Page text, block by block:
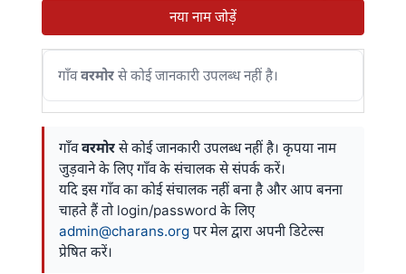
नया नाम जोड़ें
गाँववरमोर से कोई जानकारी उपलब्ध नहीं है।
गाँववरमोर से कोई जानकारी उपलब्ध नहीं है। कृपया नाम
जुड़वाने के लिए गाँव के संचालक से संपर्क करें।
यदि इस गाँव का कोई संचालक नहीं बना है और आप बनना
चाहते हैं तो login/password के लिए
admin@charans.org पर मेल द्वारा अपनी डिटेल्स
प्रेषित करें।